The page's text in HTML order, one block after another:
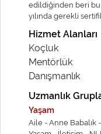
edildiğinden beri
yılında gerekli
Hizmet Alanları
Koçluk
Mentörlük
Danışmanlık
Uzmanlık
Yaşam
Aile - Anne Babalık -